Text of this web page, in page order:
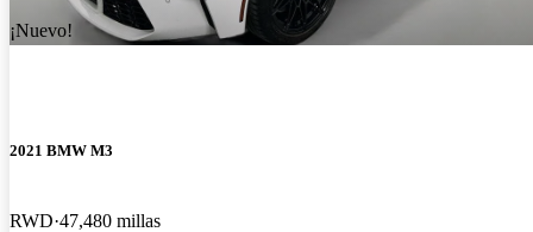
¡Nuevo!
2021 BMW M3
RWD 47,480 millas